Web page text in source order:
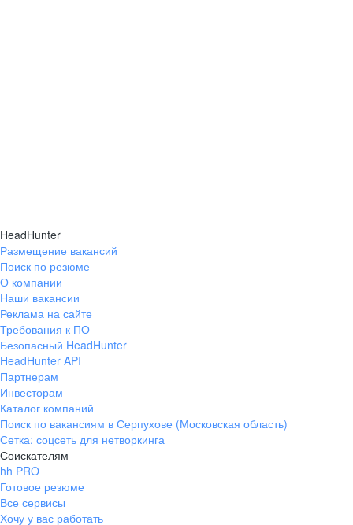
HeadHunter
Размещение вакансий
Поиск по резюме
О компании
Наши вакансии
Реклама на сайте
Требования к ПО
Безопасный HeadHunter
HeadHunter API
Партнерам
Инвесторам
Каталог компаний
Поиск по вакансиям в Серпухове (Московская область)
Сетка: соцсеть для нетворкинга
Соискателям
hh PRO
Готовое резюме
Все сервисы
Хочу у вас работать